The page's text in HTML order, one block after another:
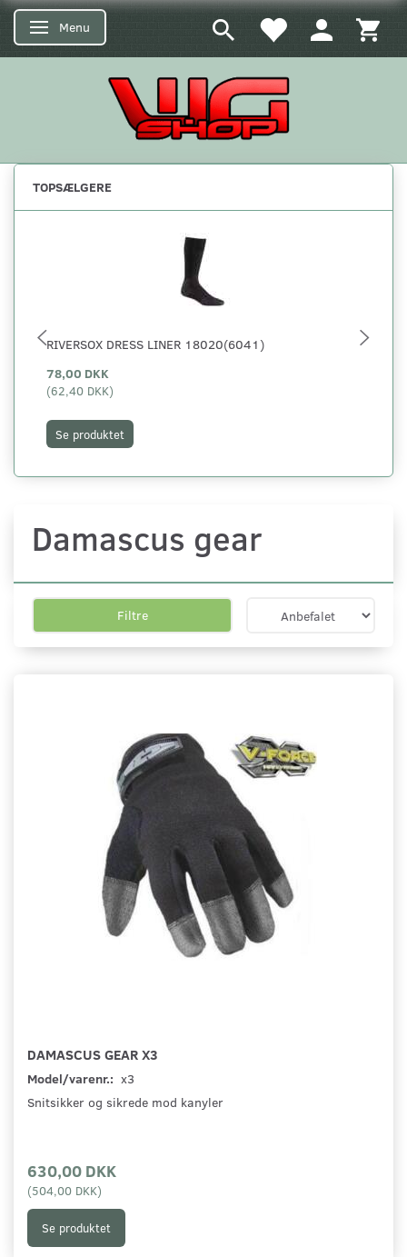
Skifte navigation
Menu
TOPSÆLGERE
RIVERSOX DRESS LINER 18020(6041)
78,00 DKK
(62,40 DKK)
Se produktet
Damascus gear
Filtre
DAMASCUS GEAR X3
Model/varenr.: x3
Snitsikker og sikrede mod kanyler
630,00 DKK
(504,00 DKK)
Se produktet